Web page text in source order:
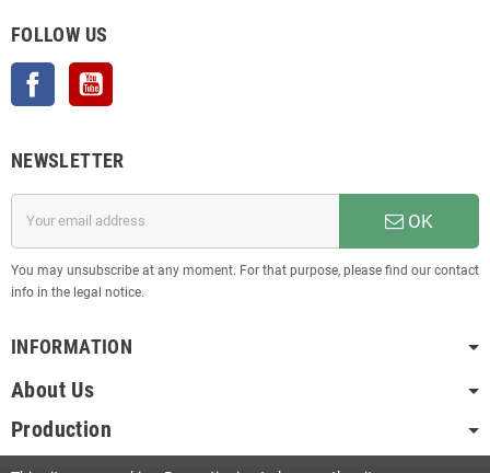
FOLLOW US
Facebook
NEWSLETTER
OK
You may unsubscribe at any moment. For that purpose, please find our contact
info in the legal notice.
INFORMATION
About Us
Production